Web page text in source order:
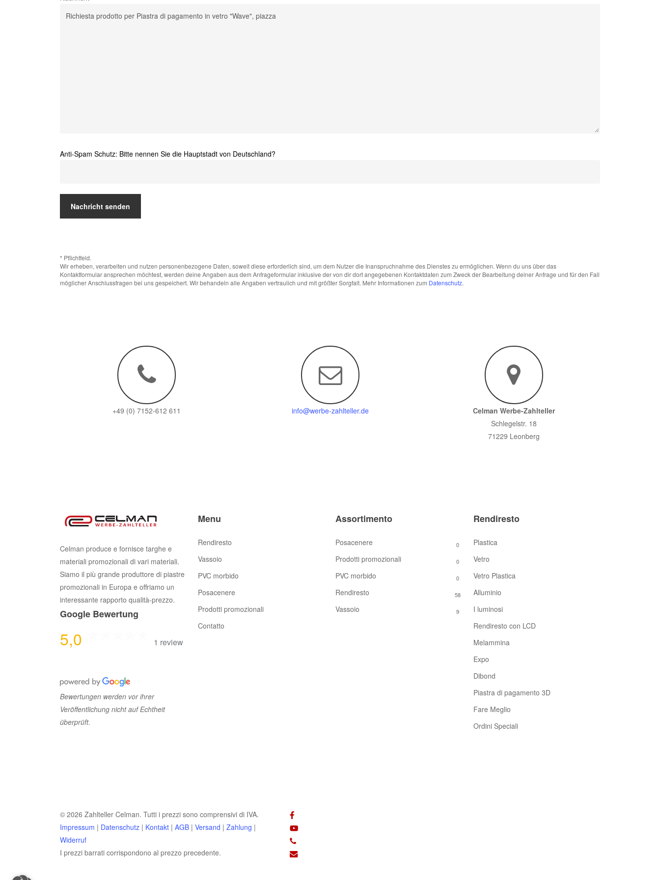
Anti-Spam Schutz: Bitte nennen Sie die Hauptstadt von Deutschland?
* Pflichtfeld.
Wir erheben, verarbeiten und nutzen personenbezogene Daten, soweit diese erforderlich sind, um dem Nutzer die Inanspruchnahme des Dienstes zu ermöglichen. Wenn du uns über das
Kontaktformular ansprechen möchtest, werden deine Angaben aus dem Anfrageformular inklusive der von dir dort angegebenen Kontaktdaten zum Zweck der Bearbeitung deiner Anfrage und für den Fall
möglicher Anschlussfragen bei uns gespeichert. Wir behandeln alle Angaben vertraulich und mit größter Sorgfalt. Mehr Informationen zum Datenschutz.
+49 (0) 7152-612 611 info@werbe-zahlteller.de
Celman Werbe-Zahlteller
Schlegelstr. 18
71229 Leonberg
Celman produce e fornisce targhe e
materiali promozionali di vari materiali.
Siamo il più grande produttore di piastre
promozionali in Europa e offriamo un
interessante rapporto qualità-prezzo.
Google Bewertung
5,0 1 review
Bewertungen werden vor ihrer
Veröffentlichung nicht auf Echtheit
überprüft.
Menu
Rendiresto
Vassoio
PVC morbido
Posacenere
Prodotti promozionali
Contatto
Assortimento
Posacenere 0
Prodotti promozionali 0
PVC morbido 0
Rendiresto 58
Vassoio 9
Rendiresto
Plastica
Vetro
Vetro Plastica
Alluminio
I luminosi
Rendiresto con LCD
Melammina
Expo
Dibond
Piastra di pagamento 3D
Fare Meglio
Ordini Speciali
© 2026 Zahlteller Celman. Tutti i prezzi sono comprensivi di IVA.
Impressum | Datenschutz | Kontakt | AGB | Versand | Zahlung |
Widerruf
I prezzi barrati corrispondono al prezzo precedente.
facebook
youtube
phone
email